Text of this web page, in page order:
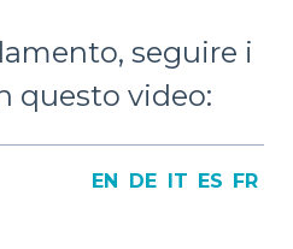
seguire i
questo video:
EN DE IT ES FR